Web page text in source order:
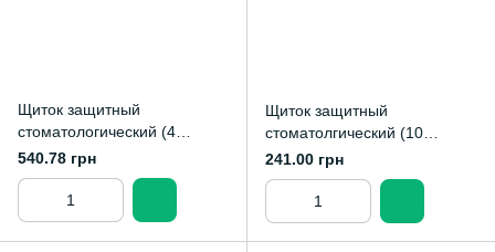
Щиток защитный
стоматологический (4
экрана)
540.78 грн
Щиток защитный
стоматолгический (10
экранов)
241.00 грн